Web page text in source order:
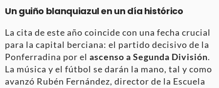
Un guiño blanquiazul en un día histórico
La cita de este año coincide con una fecha crucial
para la capital berciana: el partido decisivo de la
Ponferradina por el ascenso a Segunda División.
La música y el fútbol se darán la mano, tal y como
avanzó Rubén Fernández, director de la Escuela